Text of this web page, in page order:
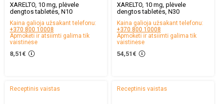
XARELTO, 10 mg, plėvele
dengtos tabletės, N10
Kaina galioja užsakant telefonu:
+370 800 10008
Apmokėti ir atsiimti galima tik
vaistinėse
8,51€
XARELTO, 10 mg, plėvele
dengtos tabletės, N30
Kaina galioja užsakant telefonu:
+370 800 10008
Apmokėti ir atsiimti galima tik
vaistinėse
54,51€
Receptinis vaistas Receptinis vaistas